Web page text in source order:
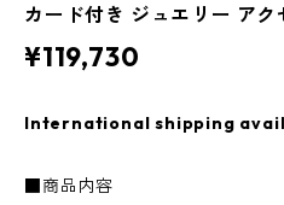
カード付き ジュエリー ア
¥119,730
International shipping
■商品内容